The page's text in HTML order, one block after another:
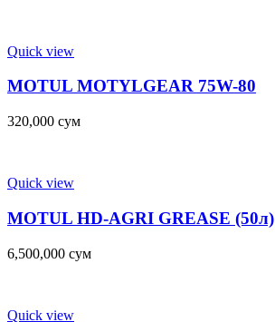
Quick view
MOTUL MOTYLGEAR 75W-80
320,000 сум
Quick view
MOTUL HD-AGRI GREASE (50л)
6,500,000 сум
Quick view